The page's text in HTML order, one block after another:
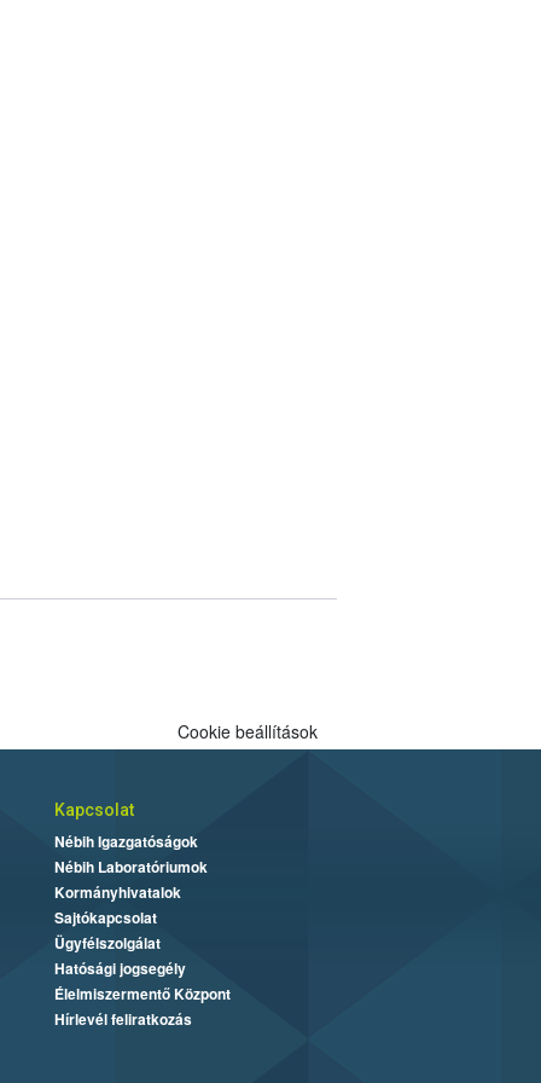
Cookie beállítások
Kapcsolat
Nébih Igazgatóságok
Nébih Laboratóriumok
Kormányhivatalok
Sajtókapcsolat
Ügyfélszolgálat
Hatósági jogsegély
Élelmiszermentő Központ
Hírlevél feliratkozás